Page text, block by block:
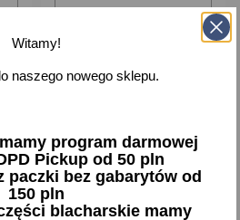
Witamy!
naszego nowego sklepu.
program darmowej
Pickup od 50 pln
paczki bez gabarytów od
150 pln
blacharskie mamy